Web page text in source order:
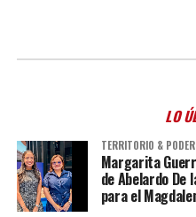
LO
TERRITORIO & PODER
Margarita
de Abelardo De
para el